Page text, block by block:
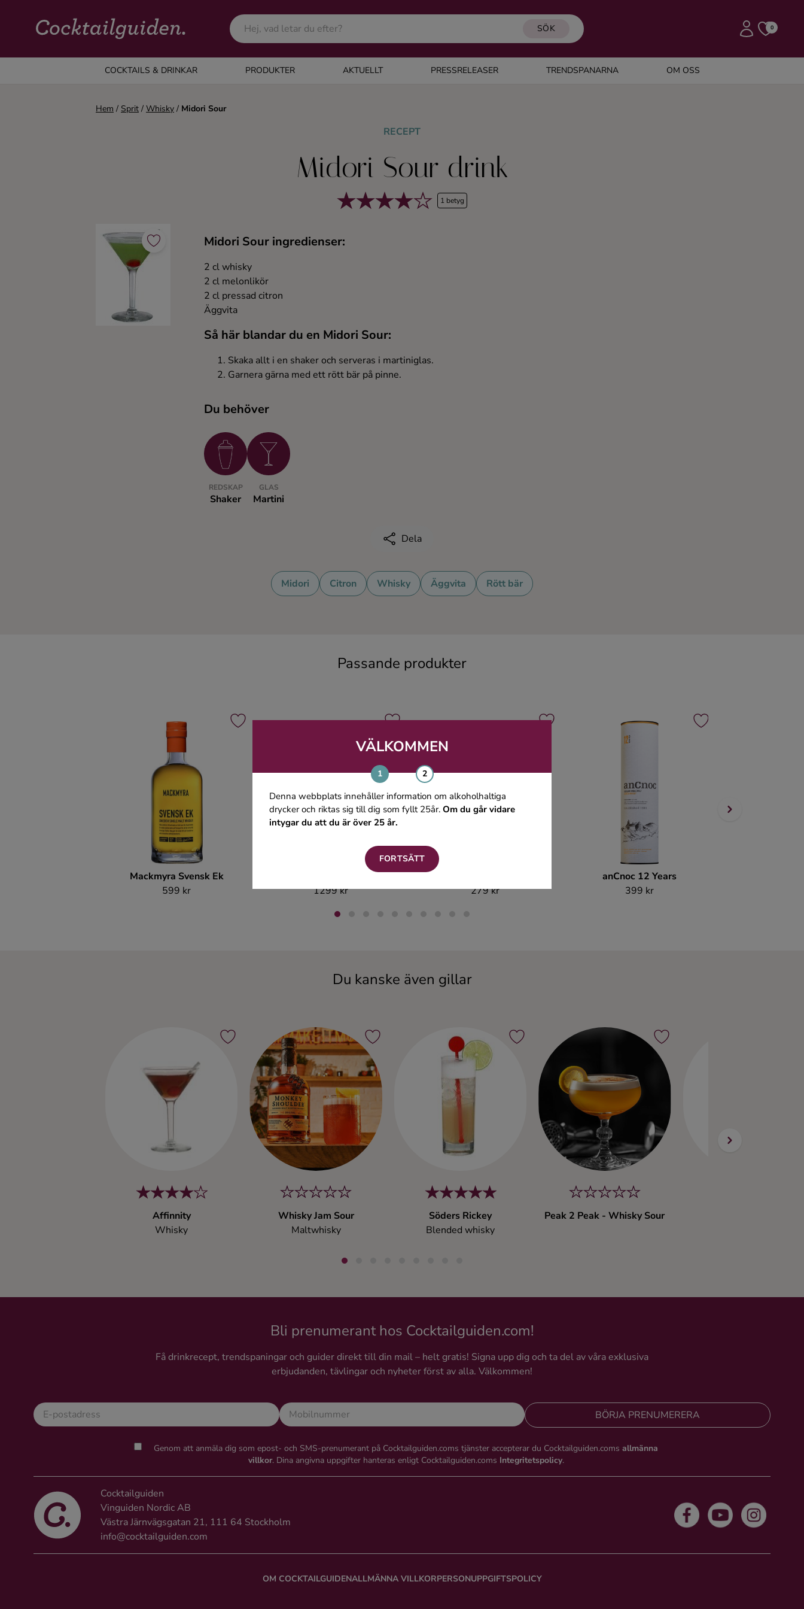
SÖK 0
COCKTAILS & DRINKAR PRODUKTER AKTUELLT PRESSRELEASER TRENDSPANARNA OM OSS
COCKTAILS & DRINKAR
Alla cocktails & drinkar
VÄLKOMMEN
Denna webbplats innehåller information om alkoholhaltiga
drycker och riktas sig till dig som fyllt 25år. Om du går vidare
intygar du att du är över 25 år.
FORTSÄTT
Hem / Sprit / Whisky / Midori Sour
RECEPT
Midori Sour drink
1 betyg
Midori Sour ingredienser:
2 cl whisky
2 cl melonlikör
2 cl pressad citron
Äggvita
Så här blandar du en Midori Sour:
Skaka allt i en shaker och serveras i martiniglas.
Garnera gärna med ett rött bär på pinne.
Du behöver
REDSKAP
Shaker
GLAS
Martini
Dela
Midori Citron Whisky Äggvita Rött bär
Passande produkter
Mackmyra Svensk Ek
599 kr
1299 kr
279 kr
anCnoc 12 Years
399 kr
Du kanske även gillar
Affinnity
Whisky
Whisky Jam Sour
Maltwhisky
Söders Rickey
Blended whisky
Peak 2 Peak - Whisky Sour
Bli prenumerant hos Cocktailguiden.com!
Få drinkrecept, trendspaningar och guider direkt till din mail – helt gratis! Signa upp dig och ta del av våra exklusiva
erbjudanden, tävlingar och nyheter först av alla. Välkommen!
BÖRJA PRENUMERERA
Genom att anmäla dig som epost- och SMS-prenumerant på Cocktailguiden.coms tjänster accepterar du Cocktailguiden.coms allmänna
villkor. Dina angivna uppgifter hanteras enligt Cocktailguiden.coms Integritetspolicy.
Cocktailguiden
Vinguiden Nordic AB
Västra Järnvägsgatan 21, 111 64 Stockholm
info@cocktailguiden.com
OM COCKTAILGUIDENALLMÄNNA VILLKORPERSONUPPGIFTSPOLICY